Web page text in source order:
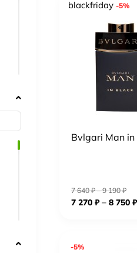
blackfriday -5%
Bvlgari Man in
7 640₽–9 190₽
7 270 ₽– 8 750 ₽
-5%